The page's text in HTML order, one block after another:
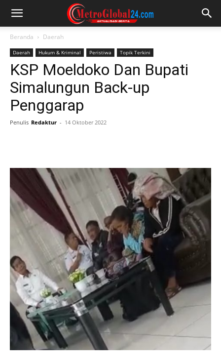
Beranda Daerah
Daerah Hukum & Kriminal Peristiwa Topik Terkini
KSP Moeldoko Dan Bupati
Simalungun Back-up
Penggarap
Penulis Redaktur - 14 Oktober 2022